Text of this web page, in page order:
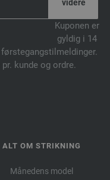
Kuponen er
gyldig i 14
kunde og ordre.
ALT OM STRIKNING
Månedens model